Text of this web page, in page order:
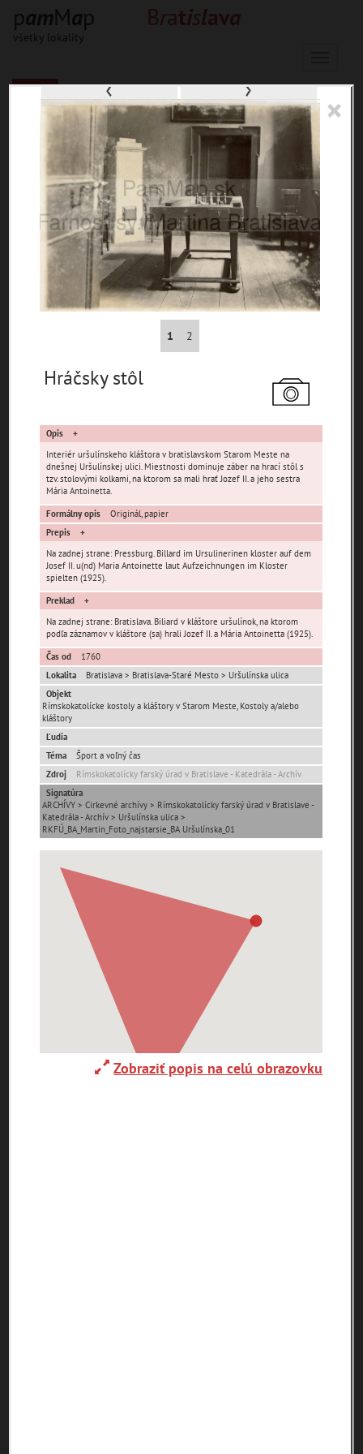
pamMap
všetky lokality
Bratislava
33693 inventárnych jednotiek, 56627
digitálnych záberov, 6854 encykl.
hesiel
materiály
miesta
témy
udalosti
pamiatky
Mestské časti
Devínska Nová Ves Čunovo
Devín
Dúbravka
Jarovce
Karlova Ves
Lamač
Podunajské
Biskupice
Rača Rusovce
Ružinov Staré Mesto
Vrakuňa Záhorská Bystrica
Panoramatické
pohľady
Neznáma lokalita
Neznáme
Zaniknuté osady
Ulice (podľa abecedy)
A B C D E F G H I J
M N O P R S T U V W
X
1. mája (0) 29. augusta (171)
zoradiť podľa
×
‹ ›
1 2
Hráčsky stôl
Opis
Interiér uršulínskeho kláštora v bratislavskom Starom Meste na
dnešnej Uršulínskej ulici. Miestnosti dominuje záber na hrací stôl s
tzv. stolovými kolkami, na ktorom sa mali hrať Jozef II. a jeho sestra
Mária Antoinetta.
Formálny opis
Originál, papier
Prepis
Na zadnej strane: Pressburg. Billard im Ursulinerinen kloster auf dem
Josef II. u(nd) Maria Antoinette laut Aufzeichnungen im Kloster
spielten (1925).
Preklad
Na zadnej strane: Bratislava. Biliard v kláštore uršulínok, na ktorom
podľa záznamov v kláštore (sa) hrali Jozef II. a Mária Antoinetta (1925).
Čas od
1760
Lokalita
Bratislava > Bratislava-Staré Mesto > Uršulínska ulica
Objekt
Rímskokatolícke kostoly a kláštory v Starom Meste, Kostoly a/alebo
kláštory
Ľudia
Téma
Šport a voľný čas
Zdroj
Rímskokatolícky farský úrad v Bratislave - Katedrála - Archív
Signatúra
ARCHÍVY > Cirkevné archívy > Rímskokatolícky farský úrad v Bratislave -
Katedrála - Archív > Uršulínska ulica >
RKFÚ_BA_Martin_Foto_najstarsie_BA Uršulínska_01
Zobraziť popis na celú obrazovku